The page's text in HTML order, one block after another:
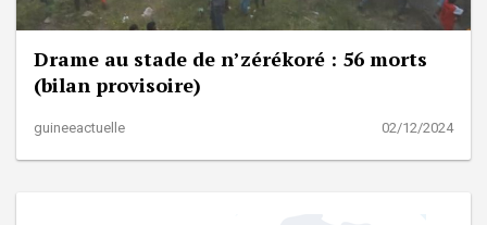
Drame au stade de n’zérékoré : 56 morts
(bilan provisoire)
guineeactuelle 02/12/2024